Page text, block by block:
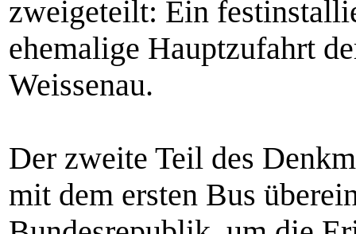
zweigeteilt: Ein
ehemalige Hauptzufahrt
Weissenau.
Der zweite Teil des
mit dem ersten Bus